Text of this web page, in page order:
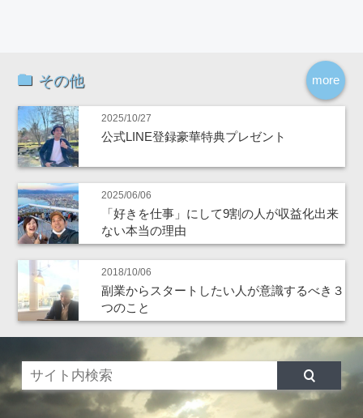
more
その他
2025/10/27
公式LINE登録豪華特典プレゼント
2025/06/06
「好きを仕事」にして9割の人が収益化出来
ない本当の理由
2018/10/06
副業からスタートしたい人が意識するべき３
つのこと